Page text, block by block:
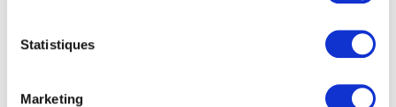
Statistiques
Marketing